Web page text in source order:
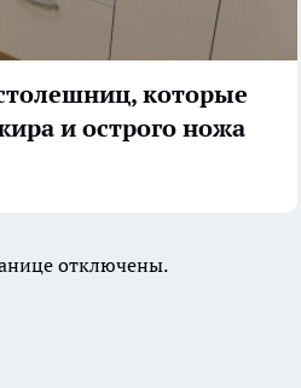
которые
и острого ножа
отключены.